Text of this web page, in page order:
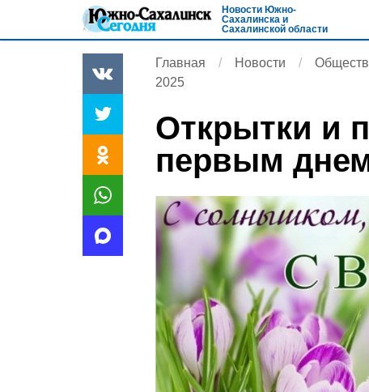
Новости Южно-
Сахалинска и
Сахалинской области
Главная Новости
2025
Открытки и
первым